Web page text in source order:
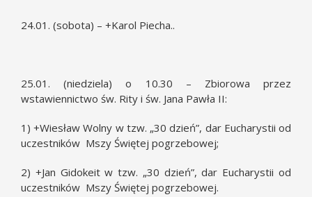
24.01. (sobota) – +Karol Piecha..
25.01. (niedziela) o 10.30 – Zbiorowa przez
wstawiennictwo św. Rity i św. Jana Pawła II:
1) +Wiesław Wolny w tzw. „30 dzień”, dar Eucharystii od
uczestników Mszy Świętej pogrzebowej;
2) +Jan Gidokeit w tzw. „30 dzień”, dar Eucharystii od
uczestników Mszy Świętej pogrzebowej.